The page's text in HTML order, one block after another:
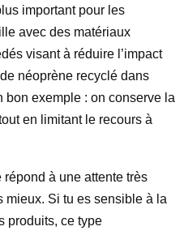
important pour les
avec des matériaux
visant à réduire l’impact
néoprène recyclé dans
exemple : on conserve la
en limitant le recours à
à une attente très
mieux. Si tu es sensible à la
produits, ce type